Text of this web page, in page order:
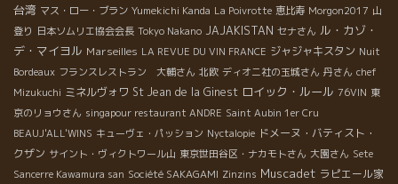
台湾 マス・ロー・ブラン Yumekichi Kanda La Poivrotte 恵比寿 Morgon2017 山
登り 日本ソムリエ協会会長 Tokyo Nakano JAJAKISTAN セナさん ル・カゾ・
デ・マイヨル Marseilles LA REVUE DU VIN FRANCE ジャジャキスタン Nuit
Bordeaux フランスレストラン 大輔さん 北欧 ディオニ社の玉城さん 丹さん chef
Mizukuchi ミネルヴォワ St Jean de la Ginest ロイック・ルール 76VIN 東
京のリョウさん singapour restaurant ANDRE Saint Aubin 1er Cru
BEAUJ'ALL'WINS キューヴェ・パッション Nyctalopie ドメーヌ・バティスト・
クザン サイント・ヴィクトワール山 東京世田谷区・ナカモトさん 大園さん Sete
Sancerre Kawamura san Société SAKAGAMI Zinzins Muscadet ラピエール家